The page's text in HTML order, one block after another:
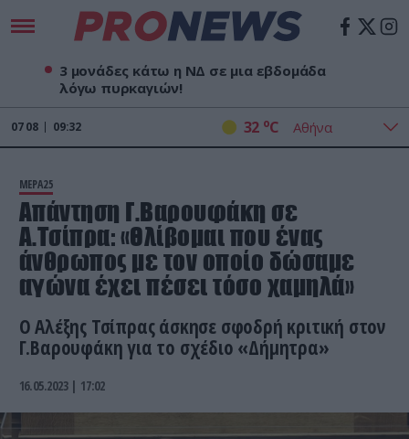
3 μονάδες κάτω η ΝΔ σε μια εβδομάδα
λόγω πυρκαγιών!
07 08 09:32 32 oC
ΜΕΡΑ25
Απάντηση Γ.Βαρουφάκη σε
Α.Τσίπρα: «Θλίβομαι που ένας
άνθρωπος με τον οποίο δώσαμε
αγώνα έχει πέσει τόσο χαμηλά»
Ο Αλέξης Τσίπρας άσκησε σφοδρή κριτική στον
Γ.Βαρουφάκη για το σχέδιο «Δήμητρα»
16.05.2023 | 17:02